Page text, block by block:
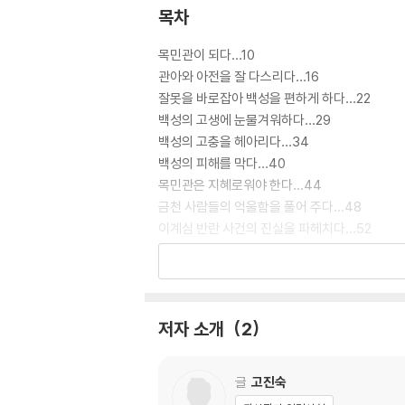
목차
목민관이 되다…10
관아와 아전을 잘 다스리다…16
잘못을 바로잡아 백성을 편하게 하다…22
백성의 고생에 눈물겨워하다…29
백성의 고충을 헤아리다…34
백성의 피해를 막다…40
목민관은 지혜로워야 한다…44
금천 사람들의 억울함을 풀어 주다…48
이계심 반란 사건의 진실을 파헤치다…52
강도 살인 사건을 해결하다…57
강진에서 유배 생활을 시작하다…77
놀이에 정신 팔리면 목민관의 자세를 잃는다…87
저자 소개 2
글 고진숙